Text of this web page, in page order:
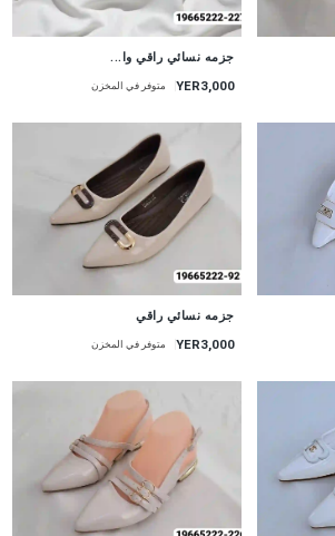
جزمه نسائي راقي وا...
YER3,000 متوفر في المخزن
جزمه نسائي راقي
YER3,000 متوفر في المخزن